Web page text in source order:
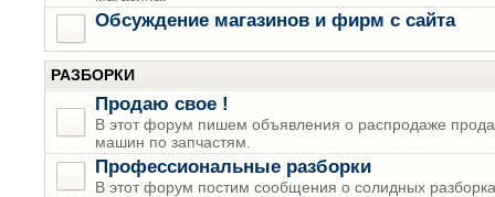
Обсуждение магазинов и фирм с сайта
РАЗБОРКИ
Продаю свое !
В этот форум пишем объявления о распродаже
машин по запчастям.
Профессиональные разборки
В этот форум постим сообщения о солидных